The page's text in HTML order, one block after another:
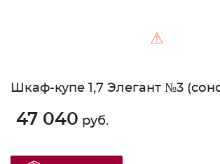
⚠
Шкаф-купе 1,7 Элегант №3
47 040 руб.